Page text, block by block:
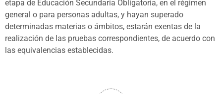
etapa de Educación Secundaria Obligatoria, en el régimen
general o para personas adultas, y hayan superado
determinadas materias o ámbitos, estarán exentas de la
realización de las pruebas correspondientes, de acuerdo con
las equivalencias establecidas.